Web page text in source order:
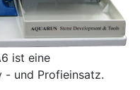
ist eine
- und Profieinsatz.